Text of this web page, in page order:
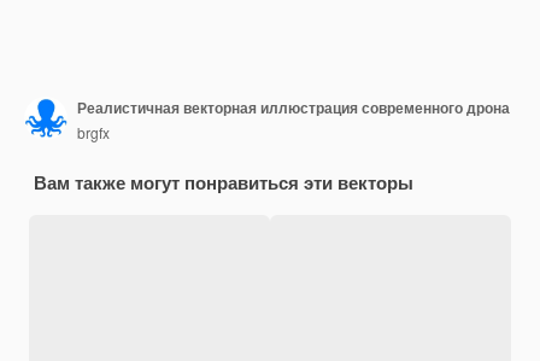
Реалистичная векторная иллюстрация современного дрона
brgfx
Вам также могут понравиться эти векторы